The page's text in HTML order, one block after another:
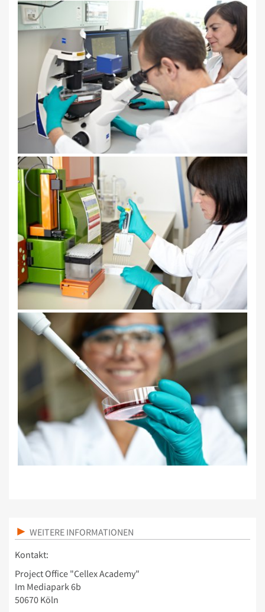
WEITERE INFORMATIONEN
Kontakt:
Project Office "Cellex Academy"
Im Mediapark 6b
50670 Köln